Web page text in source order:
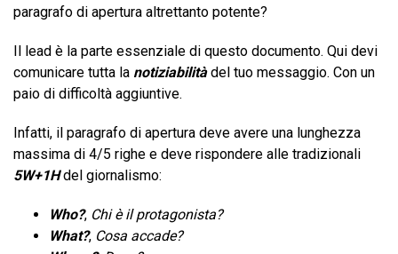
paragrafo di apertura altrettanto potente?
Il lead è la parte essenziale di questo documento. Qui devi
comunicare tutta la notiziabilitàdel tuo messaggio. Con un
paio di difficoltà aggiuntive.
Infatti, il paragrafo di apertura deve avere una lunghezza
massima di 4/5 righe e deve rispondere alle tradizionali
5W+1Hdel giornalismo:
Who?, Chi è il protagonista?
What?, Cosa accade?